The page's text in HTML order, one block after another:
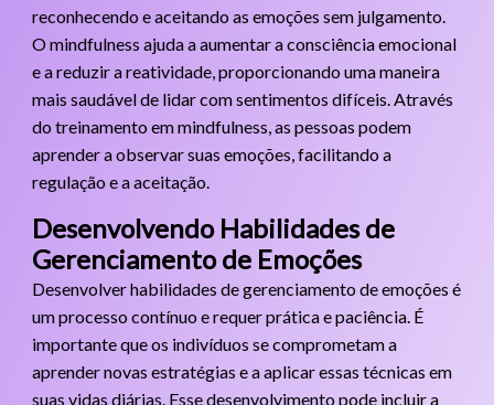
reconhecendo e aceitando as emoções sem julgamento.
O mindfulness ajuda a aumentar a consciência emocional
e a reduzir a reatividade, proporcionando uma maneira
mais saudável de lidar com sentimentos difíceis. Através
do treinamento em mindfulness, as pessoas podem
aprender a observar suas emoções, facilitando a
regulação e a aceitação.
Desenvolvendo Habilidades de
Gerenciamento de Emoções
Desenvolver habilidades de gerenciamento de emoções é
um processo contínuo e requer prática e paciência. É
importante que os indivíduos se comprometam a
aprender novas estratégias e a aplicar essas técnicas em
suas vidas diárias. Esse desenvolvimento pode incluir a